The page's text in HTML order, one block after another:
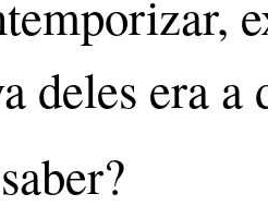
deles era a